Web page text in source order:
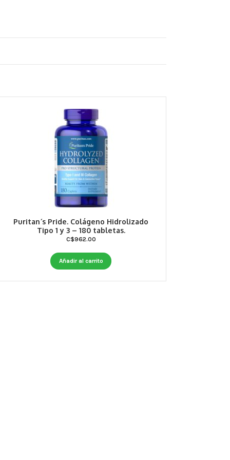
Puritan´s Pride. Colágeno Hidrolizado
Tipo 1 y 3 – 180 tabletas.
C$962.00
Añadir al carrito